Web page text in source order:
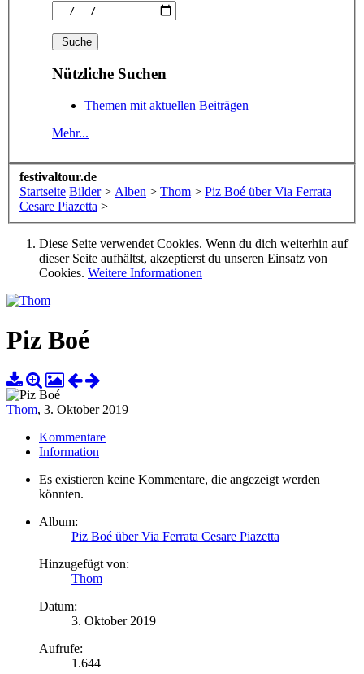
Nützliche Suchen
Themen mit aktuellen Beiträgen
Mehr...
festivaltour.de
Startseite Bilder > Alben > Thom > Piz Boé über Via Ferrata
Cesare Piazetta >
Diese Seite verwendet Cookies. Wenn du dich weiterhin auf
dieser Seite aufhältst, akzeptierst du unseren Einsatz von
Cookies. Weitere Informationen
Piz Boé
Thom, 3. Oktober 2019
Kommentare
Information
Es existieren keine Kommentare, die angezeigt werden
könnten.
Album:
Piz Boé über Via Ferrata Cesare Piazetta
Hinzugefügt von:
Thom
Datum:
3. Oktober 2019
Aufrufe:
1.644